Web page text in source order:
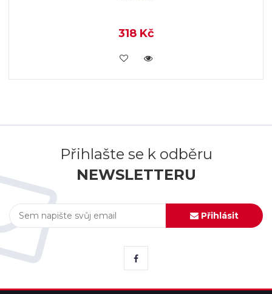
318 Kč
KOUPIT
Přihlašte se k odběru
NEWSLETTERU
Přihlásit